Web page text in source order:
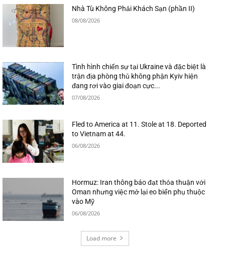
Nhà Tù Không Phải Khách Sạn (phần II)
08/08/2026
Tình hình chiến sự tại Ukraine và đặc biệt là
trận địa phòng thủ không phận Kyiv hiện
đang rơi vào giai đoạn cực...
07/08/2026
Fled to America at 11. Stole at 18. Deported
to Vietnam at 44.
06/08/2026
Hormuz: Iran thông báo đạt thỏa thuận với
Oman nhưng việc mở lại eo biển phụ thuộc
vào Mỹ
06/08/2026
Load more